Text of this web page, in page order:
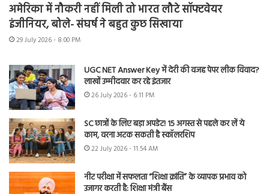
अमेरिका में नौकरी नहीं मिली तो भारत लौटे सॉफ्टवेयर
इंजीनियर, बोले- संघर्ष ने बहुत कुछ सिखाया
29 July 2026 - 8:00 PM
UGC NET Answer Key में देरी की वजह पेपर लीक विवाद?
लाखों उम्मीदवार कर रहे इंतजार
26 July 2026 - 6:11 PM
SC छात्रों के लिए बड़ा अपडेट! 15 अगस्त से पहले कर लें ये
काम, वरना अटक सकती है स्कॉलरशिप
22 July 2026 - 11:54 AM
नीट परीक्षा में सफलता “शिक्षा क्रांति” के व्यापक प्रभाव को
उजागर करती है: शिक्षा मंत्री बैंस